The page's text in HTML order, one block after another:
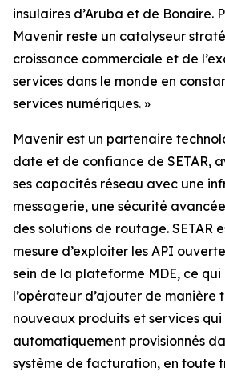
insulaires d’Aruba et de Bonaire.
Mavenir reste un catalyseur
croissance commerciale et de
services dans le monde en
services numériques. »
Mavenir est un partenaire
date et de confiance de SETAR,
ses capacités réseau avec une
messagerie, une sécurité
des solutions de routage. SETAR
mesure d’exploiter les API
sein de la plateforme MDE, ce
l’opérateur d’ajouter de manière
nouveaux produits et services qui
automatiquement provisionnés
système de facturation, en toute